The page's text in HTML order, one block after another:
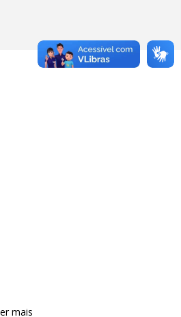
mais